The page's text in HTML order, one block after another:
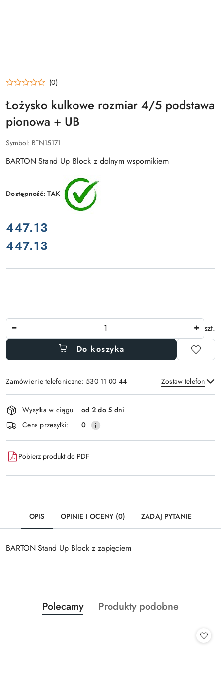
(0)
Łożysko kulkowe rozmiar 4/5 podstawa
pionowa + UB
Symbol: BTN15171
BARTON Stand Up Block z dolnym wspornikiem
Dostępność:TAK
cena:
447.13
Cena:
447.13
Ilość
szt.
Do koszyka
Zamówienie telefoniczne: 530 11 00 44 Zostaw telefon
Wyślij
Dostępność
i
dostawa
Wysyłka w ciągu:
od 2 do 5 dni
Cena przesyłki:
0
Pobierz produkt do PDF
OPIS OPINIE I OCENY (0) ZADAJ PYTANIE
BARTON Stand Up Block z zapięciem
Pomiń karuzelę produktów
Produkty
o
Polecamy
Produkty
Produkty podobne